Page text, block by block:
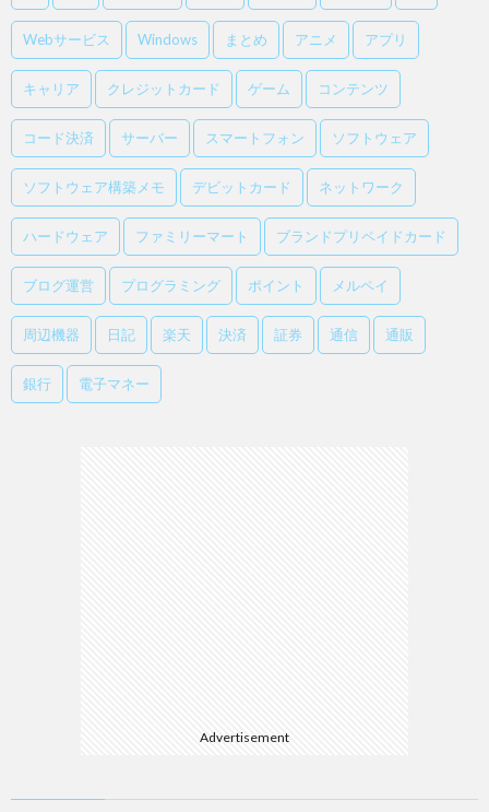
Webサービス Windows まとめ アニメ アプリ
キャリア クレジットカード ゲーム コンテンツ
コード決済 サーバー スマートフォン ソフトウェア
ソフトウェア構築メモ デビットカード ネットワーク
ハードウェア ファミリーマート ブランドプリペイドカード
ブログ運営 プログラミング ポイント メルペイ
周辺機器 日記 楽天 決済 証券 通信 通販
銀行 電子マネー
Advertisement